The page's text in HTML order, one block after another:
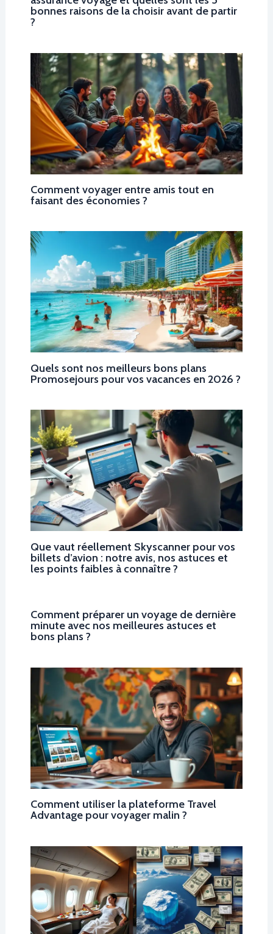
bonnes raisons de la choisir avant de partir
?
Comment voyager entre amis tout en
faisant des économies ?
Quels sont nos meilleurs bons plans
Promosejours pour vos vacances en 2026 ?
Que vaut réellement Skyscanner pour vos
billets d’avion : notre avis, nos astuces et
les points faibles à connaître ?
Comment préparer un voyage de dernière
minute avec nos meilleures astuces et
bons plans ?
Comment utiliser la plateforme Travel
Advantage pour voyager malin ?